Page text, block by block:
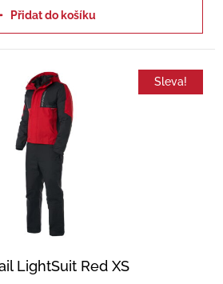
Přidat do košíku
Sleva!
LightSuit Red XS